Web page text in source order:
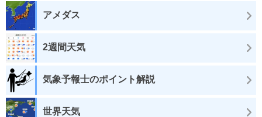
アメダス
2週間天気
気象予報士のポイント解説
世界天気